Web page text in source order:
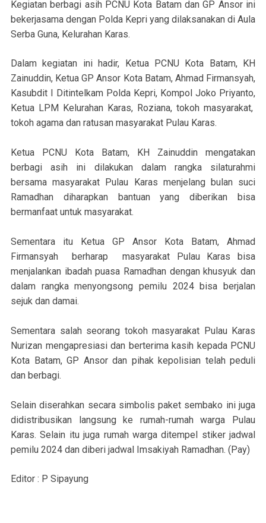
Kegiatan berbagi asih PCNU Kota Batam dan GP Ansor ini
bekerjasama dengan Polda Kepri yang dilaksanakan di Aula
Serba Guna, Kelurahan Karas.
Dalam kegiatan ini hadir, Ketua PCNU Kota Batam, KH
Zainuddin, Ketua GP Ansor Kota Batam, Ahmad Firmansyah,
Kasubdit I Ditintelkam Polda Kepri, Kompol Joko Priyanto,
Ketua LPM Kelurahan Karas, Roziana, tokoh masyarakat,
tokoh agama dan ratusan masyarakat Pulau Karas.
Ketua PCNU Kota Batam, KH Zainuddin mengatakan
berbagi asih ini dilakukan dalam rangka silaturahmi
bersama masyarakat Pulau Karas menjelang bulan suci
Ramadhan diharapkan bantuan yang diberikan bisa
bermanfaat untuk masyarakat.
Sementara itu Ketua GP Ansor Kota Batam, Ahmad
Firmansyah berharap masyarakat Pulau Karas bisa
menjalankan ibadah puasa Ramadhan dengan khusyuk dan
dalam rangka menyongsong pemilu 2024 bisa berjalan
sejuk dan damai.
Sementara salah seorang tokoh masyarakat Pulau Karas
Nurizan mengapresiasi dan berterima kasih kepada PCNU
Kota Batam, GP Ansor dan pihak kepolisian telah peduli
dan berbagi.
Selain diserahkan secara simbolis paket sembako ini juga
didistribusikan langsung ke rumah-rumah warga Pulau
Karas. Selain itu juga rumah warga ditempel stiker jadwal
pemilu 2024 dan diberi jadwal Imsakiyah Ramadhan. (Pay)
Editor : P Sipayung